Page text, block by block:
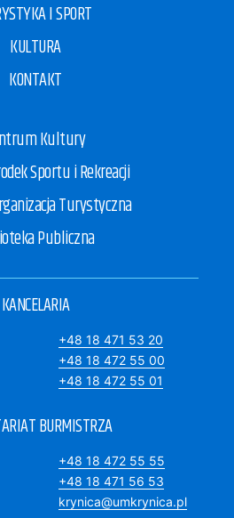
I SPORT
KULTURA
KONTAKT
Kultury
Sportu i Rekreacji
Turystyczna
Publiczna
KANCELARIA
+48 18 471 53 20
+48 18 472 55 00
+48 18 472 55 01
BURMISTRZA
+48 18 472 55 55
+48 18 471 56 53
krynica@umkrynica.pl